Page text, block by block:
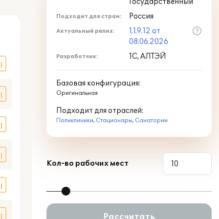
Государственный
Подходит для стран: Россия
Актуальный релиз:
1.1.9.12 от
08.06.2026
Разработчик: 1С, АЛТЭЙ
Базовая конфигурация:
Оригинальная
Подходит для отраслей:
Поликлиники, Стационары, Санатории
Кол-во рабочих мест
Рассчитать